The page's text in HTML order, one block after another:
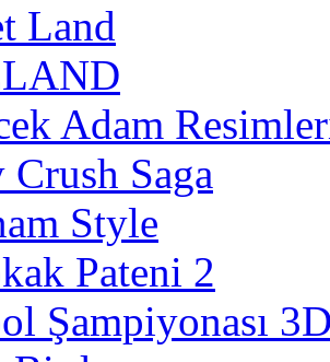
Land
Adam
Crush Saga
Style
Pateni 2
Şampiyonası